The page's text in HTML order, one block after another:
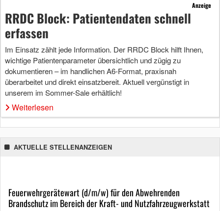
Anzeige
RRDC Block: Patientendaten schnell
erfassen
Im Einsatz zählt jede Information. Der RRDC Block hilft Ihnen,
wichtige Patientenparameter übersichtlich und zügig zu
dokumentieren – im handlichen A6-Format, praxisnah
überarbeitet und direkt einsatzbereit. Aktuell vergünstigt in
unserem im Sommer-Sale erhältlich!
Weiterlesen
AKTUELLE STELLENANZEIGEN
Feuerwehrgerätewart (d/m/w) für den Abwehrenden
Brandschutz im Bereich der Kraft- und Nutzfahrzeugwerkstatt